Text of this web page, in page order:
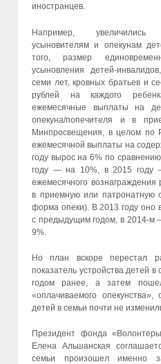
иностранцев.
Например,
усыновителям и опекунам
того, размер
усыновления детей-
семи лет, кровных братьев и
рублей на каждого
ежемесячные выплаты на
опекуна/попечителя и в
Минпросвещения, в целом по
ежемесячной выплаты на
году вырос на 6% по
году — на 10%, в 2015
ежемесячного
в приемную или патронатную
форма опеки). В 2013 году оно
с предыдущим годом, в 2014-м
9%.
Но план вскоре перестал
показатель устройства детей в
годом ранее, а затем
«оплачиваемого
детей в семьи почти не
Президент фонда
Елена Альшанская
семьи произошел именно